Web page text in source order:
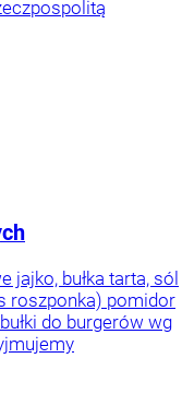
jajko, bułka tarta, sól
roszponka) pomidor
do burgerów wg